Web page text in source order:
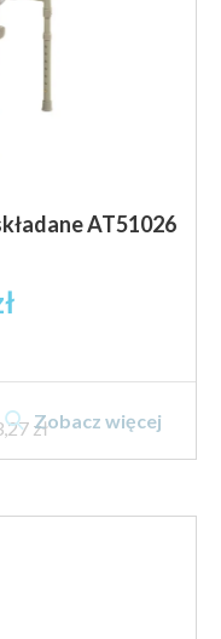
AT51026
zł
Zobacz więcej